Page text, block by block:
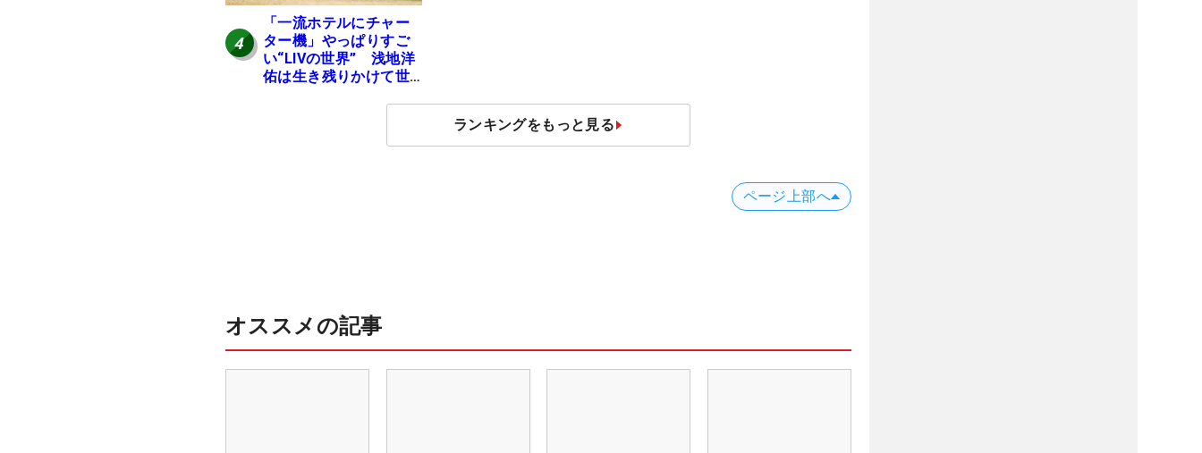
4
「一流ホテルにチャー
ター機」やっぱりすご
い“LIVの世界” 浅地洋
佑は生き残りかけて世
ランキングをもっと見る
ページ上部へ
オススメの記事